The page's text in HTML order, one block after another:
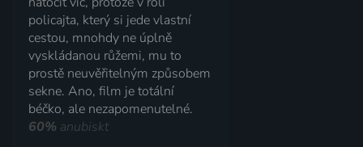
policajta, který si jede vlastní
cestou, mnohdy ne úplně
vyskládanou růžemi, mu to
prostě neuvěřitelným způsobem
sekne. Ano, film je totální
béčko, ale nezapomenutelné.
60% anubiskt